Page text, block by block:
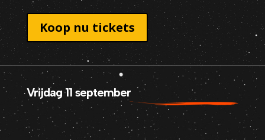
Koop nu tickets
Vrijdag 11 september